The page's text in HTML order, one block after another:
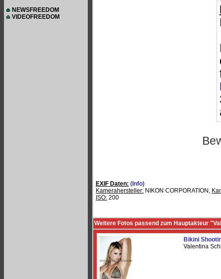
NEWSFREEDOM
VIDEOFREEDOM
EXIF Daten: (Info)
Kamerahersteller: NIKON CORPORATION,
ISO: 200
Weitere Fotos passend zum Hauptakteur
Bikini
Valentina